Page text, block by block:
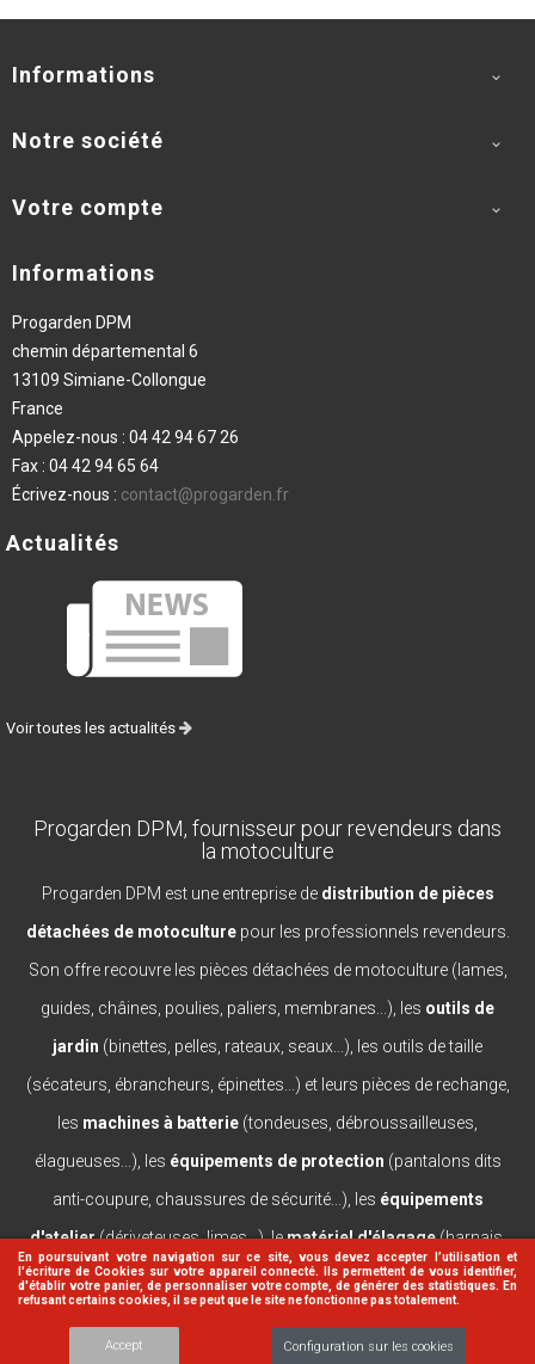
En poursuivant votre navigation sur ce site, vous devez accepter l’utilisation et
l'écriture de Cookies sur votre appareil connecté. Ils permettent de vous identifier,
d'établir votre panier, de personnaliser votre compte, de générer des statistiques. En
refusant certains cookies, il se peut que le site ne fonctionne pas totalement.
Accept Configuration sur les cookies
Informations 
Notre société 
Votre compte 
Informations
Progarden DPM
chemin départemental 6
13109 Simiane-Collongue
France
Appelez-nous : 04 42 94 67 26
Fax : 04 42 94 65 64
Écrivez-nous : contact@progarden.fr
Actualités
Voir toutes les actualités
Progarden DPM, fournisseur pour revendeurs dans
la motoculture
Progarden DPM est une entreprise de distribution de pièces
détachées de motoculturepour les professionnels revendeurs.
Son offre recouvre les pièces détachées de motoculture (lames,
guides, châines, poulies, paliers, membranes...), les outils de
jardin (binettes, pelles, rateaux, seaux...), les outils de taille
(sécateurs, ébrancheurs, épinettes...) et leurs pièces de rechange,
les machines à batterie (tondeuses, débroussailleuses,
élagueuses...), les équipements de protection (pantalons dits
anti-coupure, chaussures de sécurité...), les équipements
d'atelier(dériveteuses, limes...), lematériel d'élagage(harnais,
casques, lanceurs...).